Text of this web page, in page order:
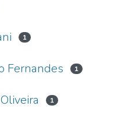
1
Fernandes 1
1